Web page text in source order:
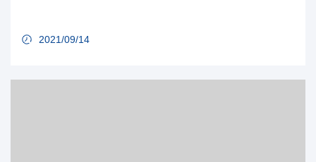
2021/09/14